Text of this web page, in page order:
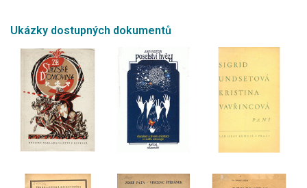
Ukázky dostupných dokumentů